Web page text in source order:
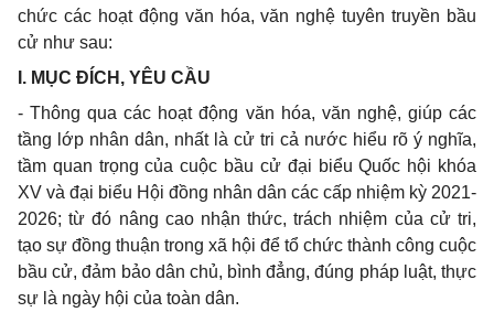
chức các hoạt động văn hóa, văn nghệ tuyên truyền bầu
cử như sau:
I. MỤC ĐÍCH, YÊU CẦU
- Thông qua các hoạt động văn hóa, văn nghệ, giúp các
tầng lớp nhân dân, nhất là cử tri cả nước hiểu rõ ý nghĩa,
tầm quan trọng của cuộc bầu cử đại biểu Quốc hội khóa
XV và đại biểu Hội đồng nhân dân các cấp nhiệm kỳ 2021-
2026; từ đó nâng cao nhận thức, trách nhiệm của cử tri,
tạo sự đồng thuận trong xã hội để tổ chức thành công cuộc
bầu cử, đảm bảo dân chủ, bình đẳng, đúng pháp luật, thực
sự là ngày hội của toàn dân.